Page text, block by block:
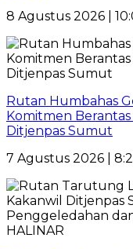
8 Agustus 2026 |
Rutan Humbahas
Komitmen Berantas
Ditjenpas Sumut
7 Agustus 2026 |